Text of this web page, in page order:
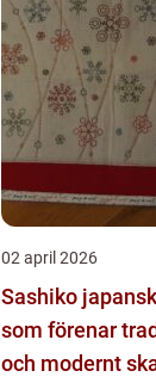
02 april 2026
Sashiko japanskt broderi
som förenar
och modernt